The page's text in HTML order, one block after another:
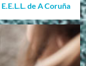
de A Coruña